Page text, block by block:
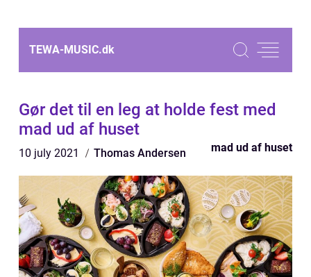
TEWA-MUSIC.dk
Gør det til en leg at holde fest med
mad ud af huset
10 july 2021 Thomas Andersen mad ud af huset